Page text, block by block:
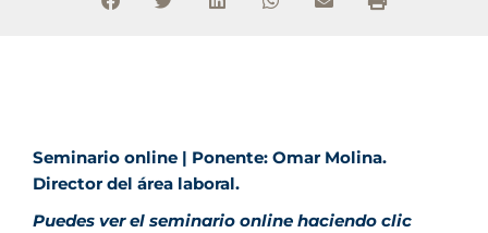
Seminario online | Ponente: Omar Molina.
Director del área laboral.
Puedes ver el seminario online haciendo clic